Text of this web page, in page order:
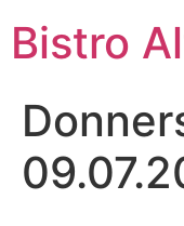
Bistro